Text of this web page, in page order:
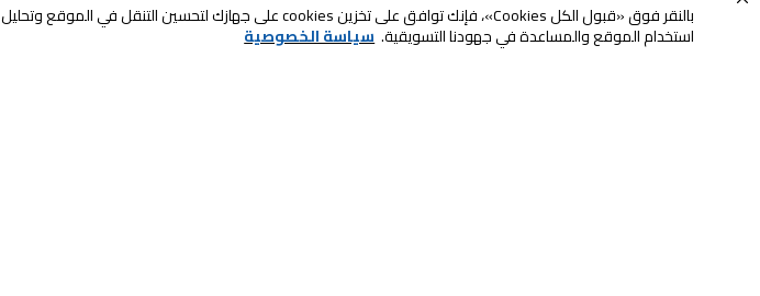
بالنقر فوق «قبول الكل Cookies»، فإنك توافق على تخزين cookies على جهازك لتحسين التنقل في الموقع وتحليل
استخدام الموقع والمساعدة في جهودنا التسويقية. سياسة الخصوصية